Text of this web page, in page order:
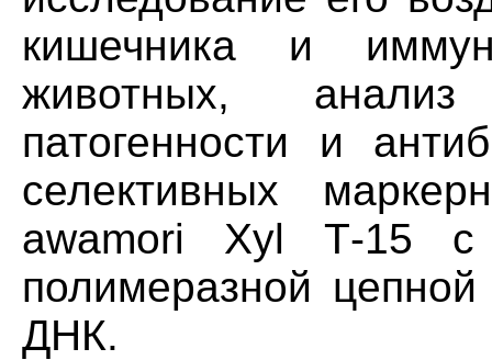
кишечника и
животных,
патогенности и
селективных
awamori Xyl Т-15 с
полимеразной
ДНК.